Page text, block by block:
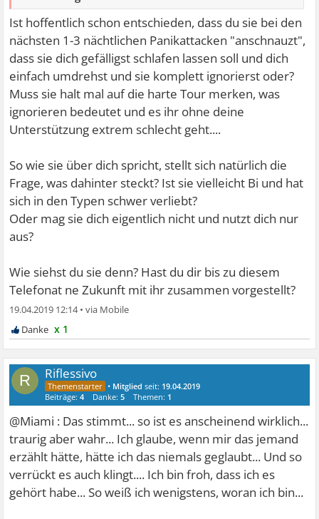
Ist hoffentlich schon entschieden, dass du sie bei den
nächsten 1-3 nächtlichen Panikattacken "anschnauzt",
dass sie dich gefälligst schlafen lassen soll und dich
einfach umdrehst und sie komplett ignorierst oder?
Muss sie halt mal auf die harte Tour merken, was
ignorieren bedeutet und es ihr ohne deine
Unterstützung extrem schlecht geht....
So wie sie über dich spricht, stellt sich natürlich die
Frage, was dahinter steckt? Ist sie vielleicht Bi und hat
sich in den Typen schwer verliebt?
Oder mag sie dich eigentlich nicht und nutzt dich nur
aus?
Wie siehst du sie denn? Hast du dir bis zu diesem
Telefonat ne Zukunft mit ihr zusammen vorgestellt?
19.04.2019 12:14•
x 1
R Riflessivo
• Mitglied seit: 19.04.2019
Beiträge:4 Danke:5 Themen: 1
@Miami : Das stimmt... so ist es anscheinend wirklich...
traurig aber wahr... Ich glaube, wenn mir das jemand
erzählt hätte, hätte ich das niemals geglaubt... Und so
verrückt es auch klingt.... Ich bin froh, dass ich es
gehört habe... So weiß ich wenigstens, woran ich bin...